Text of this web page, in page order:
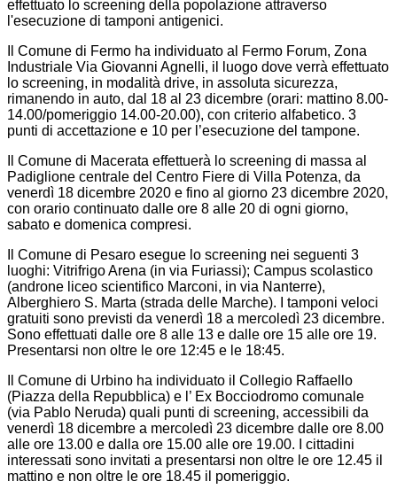
effettuato lo screening della popolazione attraverso
l'esecuzione di tamponi antigenici.
Il Comune di Fermo ha individuato al Fermo Forum, Zona
Industriale Via Giovanni Agnelli, il luogo dove verrà effettuato
lo screening, in modalità drive, in assoluta sicurezza,
rimanendo in auto, dal 18 al 23 dicembre (orari: mattino 8.00-
14.00/pomeriggio 14.00-20.00), con criterio alfabetico. 3
punti di accettazione e 10 per l’esecuzione del tampone.
Il Comune di Macerata effettuerà lo screening di massa al
Padiglione centrale del Centro Fiere di Villa Potenza, da
venerdì 18 dicembre 2020 e fino al giorno 23 dicembre 2020,
con orario continuato dalle ore 8 alle 20 di ogni giorno,
sabato e domenica compresi.
Il Comune di Pesaro esegue lo screening nei seguenti 3
luoghi: Vitrifrigo Arena (in via Furiassi); Campus scolastico
(androne liceo scientifico Marconi, in via Nanterre),
Alberghiero S. Marta (strada delle Marche). I tamponi veloci
gratuiti sono previsti da venerdì 18 a mercoledì 23 dicembre.
Sono effettuati dalle ore 8 alle 13 e dalle ore 15 alle ore 19.
Presentarsi non oltre le ore 12:45 e le 18:45.
Il Comune di Urbino ha individuato il Collegio Raffaello
(Piazza della Repubblica) e l’ Ex Bocciodromo comunale
(via Pablo Neruda) quali punti di screening, accessibili da
venerdì 18 dicembre a mercoledì 23 dicembre dalle ore 8.00
alle ore 13.00 e dalla ore 15.00 alle ore 19.00. I cittadini
interessati sono invitati a presentarsi non oltre le ore 12.45 il
mattino e non oltre le ore 18.45 il pomeriggio.